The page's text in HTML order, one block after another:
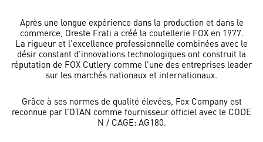
Après une longue expérience dans la production et dans le
commerce, Oreste Frati a créé la coutellerie FOX en 1977.
La rigueur et l'excellence professionnelle combinées avec le
désir constant d'innovations technologiques ont construit la
réputation de FOX Cutlery comme l'une des entreprises leader
sur les marchés nationaux et internationaux.
Grâce à ses normes de qualité élevées, Fox Company est
reconnue par l'OTAN comme fournisseur officiel avec le CODE
N / CAGE: AG180.